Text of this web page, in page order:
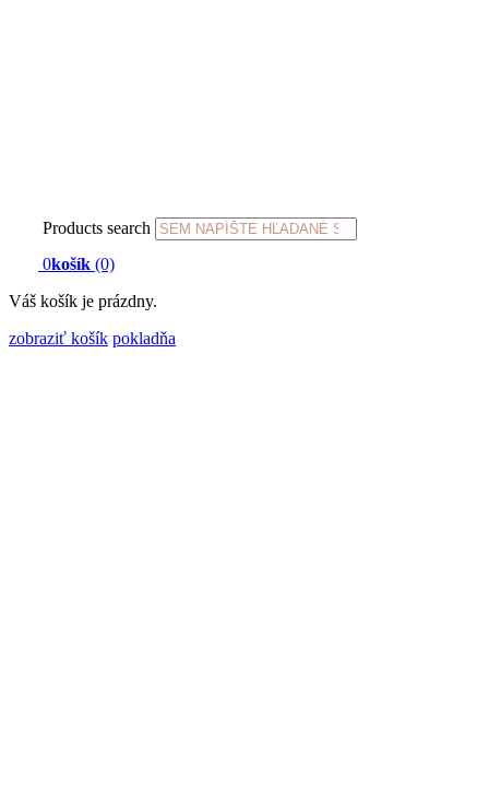
Products search
0košík (0)
Váš košík je prázdny.
zobraziť košík pokladňa